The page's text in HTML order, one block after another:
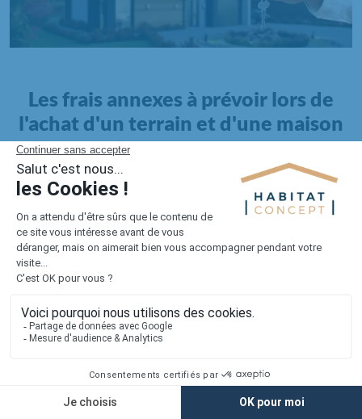
Les frais annexes à prévoir lors de
l'achat d'un terrain et d'une maison
Il faut également intégrer à votre budget, les
pour la maison. Outre l'achat du terrain et la construction, il
faut prendre en compte la viabilisation si elle n'est pas
proposée par le constructeur. Les frais de raccordements et les
taxes éventuelles coûtent entre 5 000 et 15 000 euros selon la
localisation du terrain et son accès.
Quant auxfrais de notaire
Lorsque vous vous tournez vers une maison existante, il sera
nécessaire de faire des travaux de rénovation. Ceux-ci sont
souvent coûteux et doivent être ajoutés au prix de l'achat